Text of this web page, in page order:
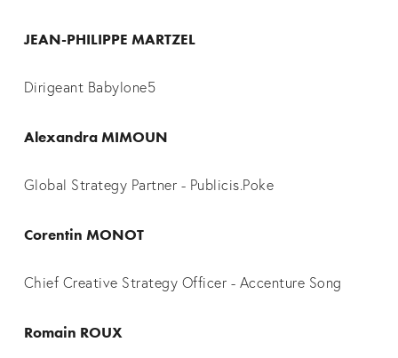
JEAN-PHILIPPE MARTZEL
Dirigeant Babylone5
Alexandra MIMOUN
Global Strategy Partner - Publicis.Poke
Corentin MONOT
Chief Creative Strategy Officer - Accenture Song
Romain ROUX